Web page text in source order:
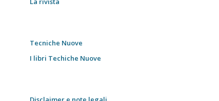
Tecniche Nuove
I libri Techiche Nuove